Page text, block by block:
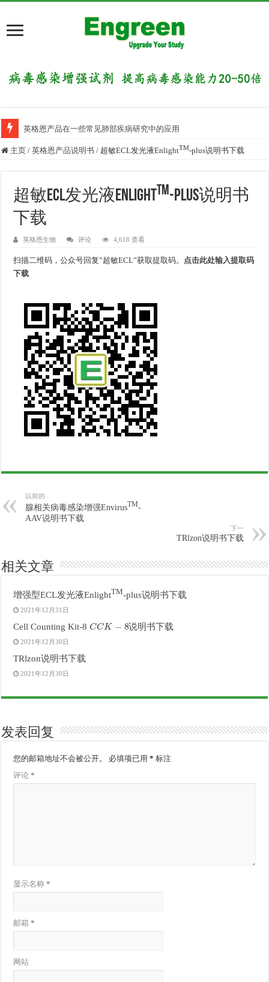
英格恩产品在一些常见肺部疾病研究中的应用
主页 / 英格恩产品说明书 / 超敏ECL发光液EnlightTM-plus说明书下载
超敏ECL发光液Enlight TM-plus说明书
下载
英格恩生物 评论 4,618 查看
扫描二维码，公众号回复”超敏ECL”获取提取码。 点击此处输入提取码
下载
以前的
腺相关病毒感染增强EnvirusTM-
AAV说明书下载
下一
TRlzon说明书下载
相关文章
增强型ECL发光液EnlightTM-plus说明书下载
2021年12月31日
Cell Counting Kit-8CCK− 说明书下载
2021年12月30日
TRlzon说明书下载
2021年12月30日
发表回复
您的邮箱地址不会被公开。 必填项已用* 标注
评论*
显示名称*
邮箱*
网站